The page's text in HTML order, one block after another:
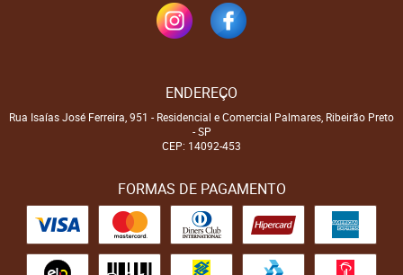
ENDEREÇO
Rua Isaías José Ferreira, 951 - Residencial e Comercial Palmares, Ribeirão Preto
-SP
CEP: 14092-453
FORMAS DE PAGAMENTO